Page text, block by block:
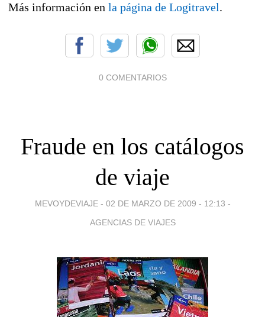
Más información en la página de Logitravel.
0 COMENTARIOS
Fraude en los catálogos
de viaje
MEVOYDEVIAJE - 02 DE MARZO DE 2009 - 12:13 -
AGENCIAS DE VIAJES